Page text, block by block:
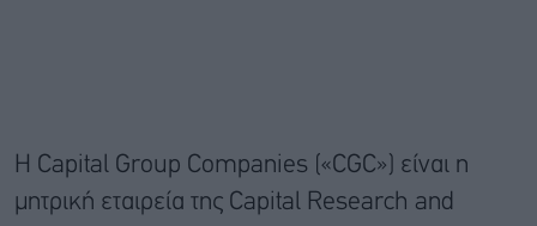
Η Capital Group Companies («CGC») είναι η
μητρική εταιρεία της Capital Research and